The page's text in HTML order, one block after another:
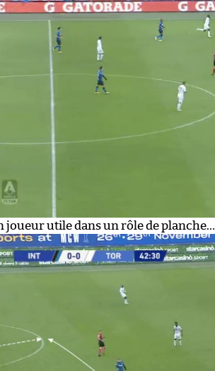
joueur utile dans un rôle de planche…